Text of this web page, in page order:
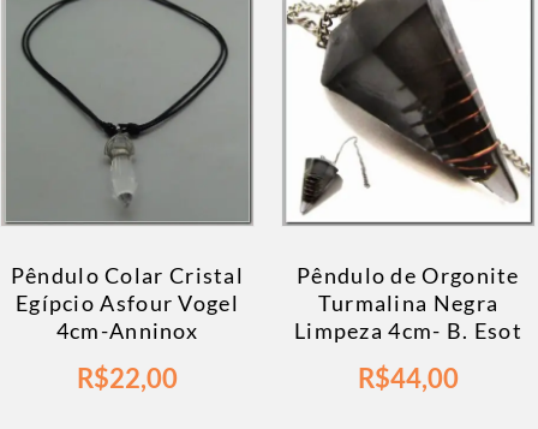
Pêndulo Colar Cristal
Egípcio Asfour Vogel
4cm-Anninox
R$22,00
Pêndulo de Orgonite
Turmalina Negra
Limpeza 4cm- B. Esot
R$44,00